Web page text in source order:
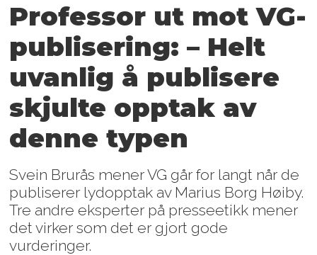
Professor ut mot VG-
publisering: – Helt
uvanlig å publisere
skjulte opptak av
denne typen
Svein Brurås mener VG går for langt når de
publiserer lydopptak av Marius Borg Høiby.
Tre andre eksperter på presseetikk mener
det virker som det er gjort gode
vurderinger.